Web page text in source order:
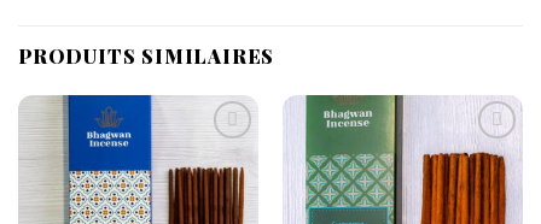
PRODUITS SIMILAIRES